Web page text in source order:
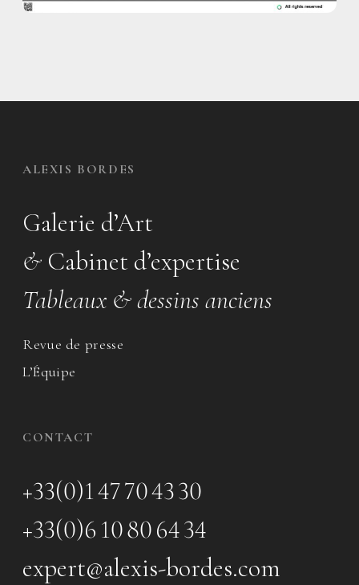
ALEXIS BORDES
Galerie d’Art
& Cabinet d’expertise
Tableaux & dessins anciens
Revue de presse
L’Équipe
CONTACT
+33(0)1 47 70 43 30
+33(0)6 10 80 64 34
expert@alexis-bordes.com